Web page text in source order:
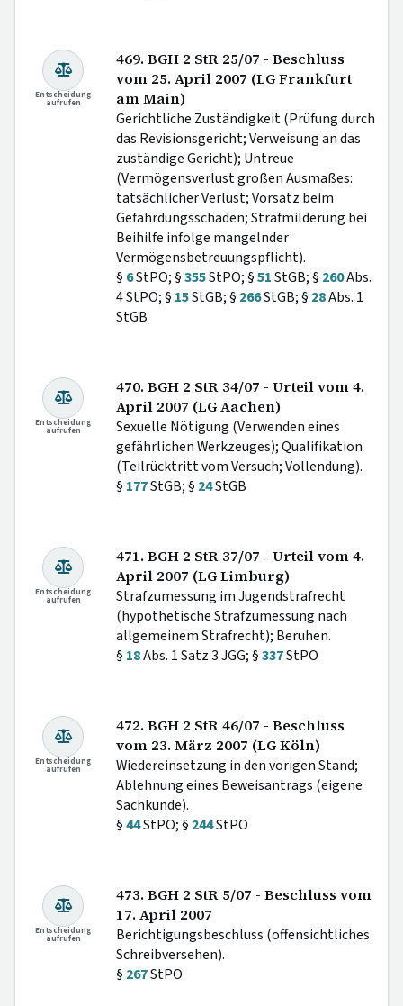
Entscheidung
aufrufen
469. BGH 2 StR 25/07 - Beschluss
vom 25. April 2007 (LG Frankfurt
am Main)
Gerichtliche Zuständigkeit (Prüfung durch
das Revisionsgericht; Verweisung an das
zuständige Gericht); Untreue
(Vermögensverlust großen Ausmaßes:
tatsächlicher Verlust; Vorsatz beim
Gefährdungsschaden; Strafmilderung bei
Beihilfe infolge mangelnder
Vermögensbetreuungspflicht).
§ 6StPO; §355StPO; §51StGB; § 260Abs.
4 StPO; § 15StGB; § 266StGB; § 28Abs. 1
StGB
Entscheidung
aufrufen
470. BGH 2 StR 34/07 - Urteil vom 4.
April 2007 (LG Aachen)
Sexuelle Nötigung (Verwenden eines
gefährlichen Werkzeuges); Qualifikation
(Teilrücktritt vom Versuch; Vollendung).
§ 177StGB; § 24StGB
Entscheidung
aufrufen
471. BGH 2 StR 37/07 - Urteil vom 4.
April 2007 (LG Limburg)
Strafzumessung im Jugendstrafrecht
(hypothetische Strafzumessung nach
allgemeinem Strafrecht); Beruhen.
§ 18Abs. 1 Satz 3 JGG; §337StPO
Entscheidung
aufrufen
472. BGH 2 StR 46/07 - Beschluss
vom 23. März 2007 (LG Köln)
Wiedereinsetzung in den vorigen Stand;
Ablehnung eines Beweisantrags (eigene
Sachkunde).
§44StPO; § 244StPO
Entscheidung
aufrufen
473. BGH 2 StR 5/07 - Beschluss vom
17. April 2007
Berichtigungsbeschluss (offensichtliches
Schreibversehen).
§ 267StPO